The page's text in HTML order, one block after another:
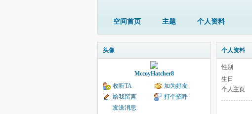
空间首页 主题 个人资料
头像
MccoyHatcher8
收听TA
加为好友
给我留言
打个招呼
发送消息
个人资料
性别
生日
个人主页